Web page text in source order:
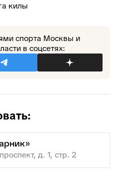
килы
спорта Москвы и
в соцсетях:
д. 1, стр. 2